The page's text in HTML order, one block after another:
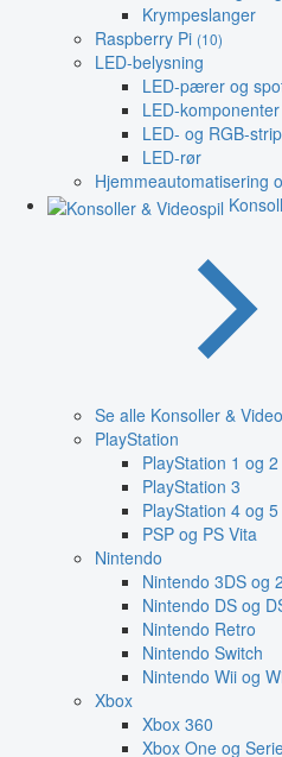
Krympeslanger
Raspberry Pi (10)
LED-belysning
LED-pærer og
LED-
LED- og RGB-
LED-rør
Hjemmeautomatisering
Se alle Konsoller &
PlayStation
PlayStation 1 og 2
PlayStation 3
PlayStation 4 og 5
PSP og PS Vita
Nintendo
Nintendo 3DS og
Nintendo DS og
Nintendo Retro
Nintendo Switch
Nintendo Wii og
Xbox
Xbox 360
Xbox One og